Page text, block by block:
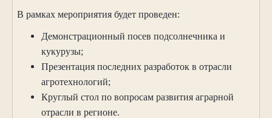
В рамках мероприятия будет проведен:
Демонстрационный посев подсолнечника и
кукурузы;
Презентация последних разработок в отрасли
агротехнологий;
Круглый стол по вопросам развития аграрной
отрасли в регионе.